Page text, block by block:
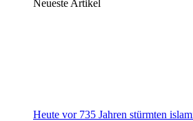
Neueste Artikel
Heute vor 735 Jahren stürmten